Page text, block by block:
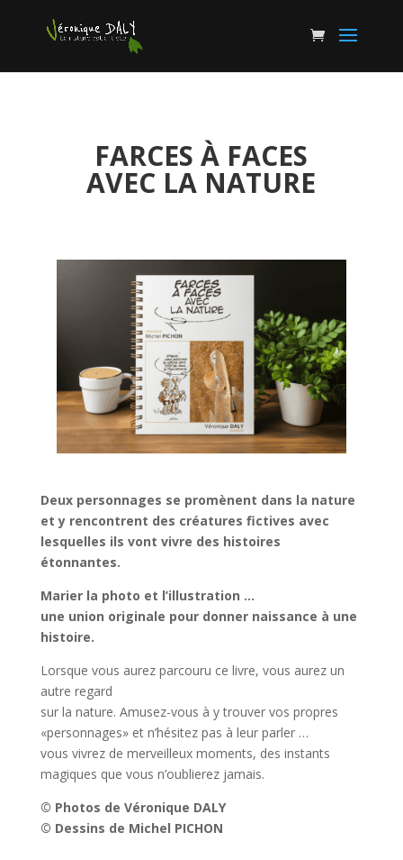
FARCES À FACES
AVEC LA NATURE
Deux personnages se promènent dans la nature
et y rencontrent des créatures fictives avec
lesquelles ils vont vivre des histoires
étonnantes.
Marier la photo et l’illustration …
une union originale pour donner naissance à une
histoire.
Lorsque vous aurez parcouru ce livre, vous aurez un
autre regard
sur la nature. Amusez-vous à y trouver vos propres
«personnages» et n’hésitez pas à leur parler …
vous vivrez de merveilleux moments, des instants
magiques que vous n’oublierez jamais.
© Photos de Véronique DALY
© Dessins de Michel PICHON